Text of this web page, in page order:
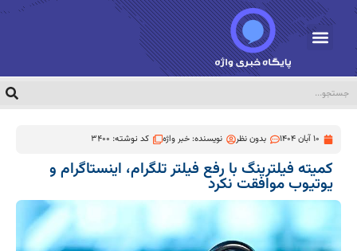
10 آبان 1404 بدون نظر نویسنده:خبر واژه کد نوشته: 3400
کمیته فیلترینگ با رفع فیلتر تلگرام، اینستاگرام و
یوتیوب موافقت نکرد